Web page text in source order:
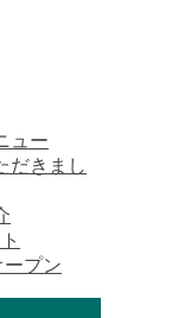
ュー
だきまし
プン